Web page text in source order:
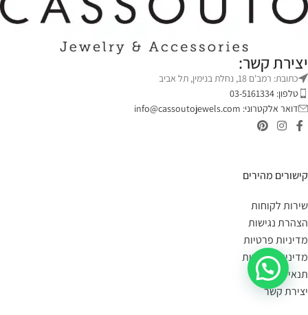
יצירת קשר:
כתובת: רמב'ם 18, נחלת בנימין, תל אביב
טלפון: 03-5161334
דואר אלקטרוני: info@cassoutojewels.com
קישורים מהירים
שירות לקוחות
הצהרת נגישות
מדיניות פרטיות
מדיניות החזרות
תנאי שימוש
יצירת קשר